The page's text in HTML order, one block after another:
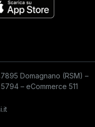
Domagnano (RSM) –
– eCommerce 511